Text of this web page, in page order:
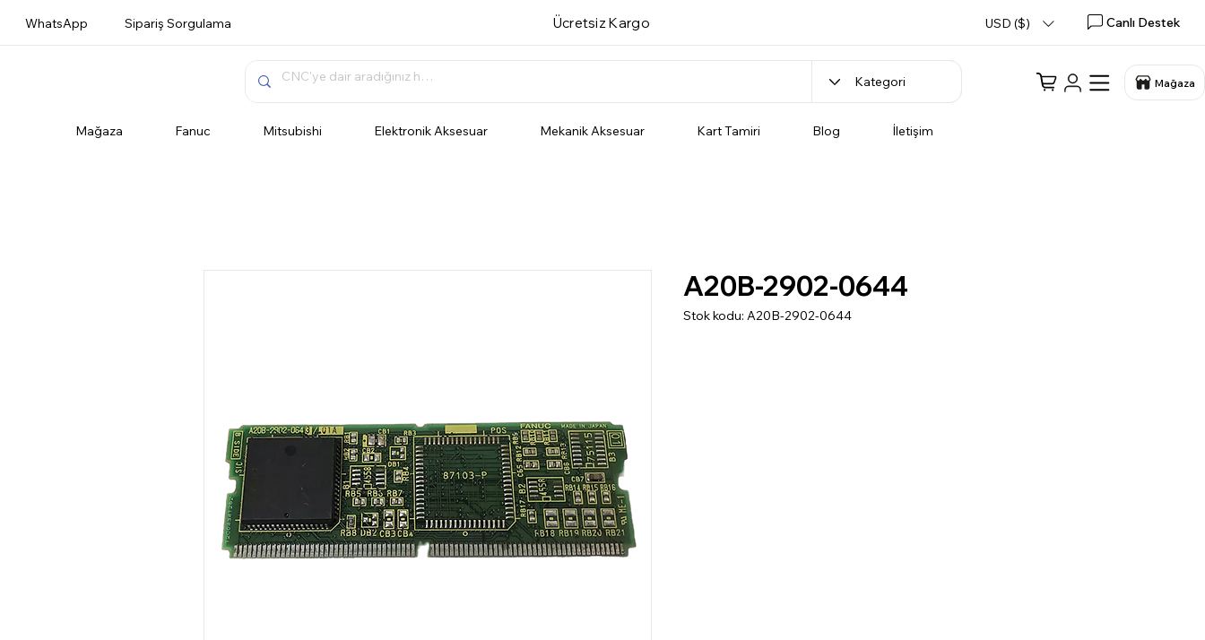
WhatsApp Sipariş Sorgulama Ücretsiz Kargo USD ($) Canlı Destek
Mağaza
Mağaza Fanuc Mitsubishi Elektronik Aksesuar Mekanik Aksesuar Kart Tamiri Blog İletişim
A20B-2902-0644
Stok kodu: A20B-2902-0644